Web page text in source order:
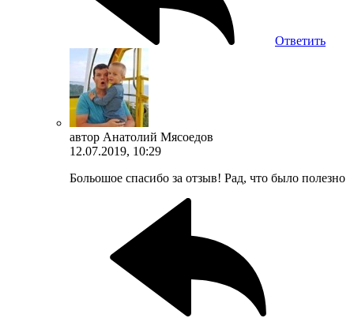
Ответить
автор Анатолий Мясоедов
12.07.2019, 10:29
Больошое спасибо за отзыв! Рад, что было полезно